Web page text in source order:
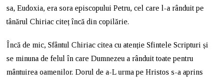
sa, Eudoxia, era sora episcopului Petru, cel care l-a rânduit pe
tânărul Chiriac citeț încă din copilărie.
Încă de mic, Sfântul Chiriac citea cu atenție Sfintele Scripturi și
se minuna de felul în care Dumnezeu a rânduit toate pentru
mântuirea oamenilor. Dorul de a-L urma pe Hristos s-a aprins